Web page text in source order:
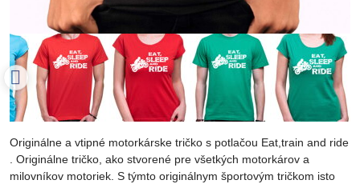
Originálne a vtipné motorkárske tričko s potlačou Eat,train and ride
. Originálne tričko, ako stvorené pre všetkých motorkárov a
milovníkov motoriek. S týmto originálnym športovým tričkom isto